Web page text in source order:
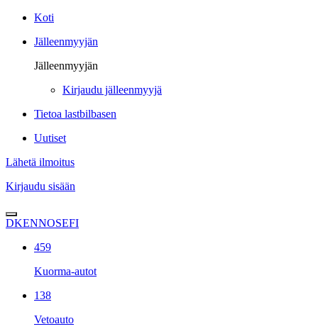
Koti
Jälleenmyyjän
Jälleenmyyjän
Kirjaudu jälleenmyyjä
Tietoa lastbilbasen
Uutiset
Lähetä ilmoitus
Kirjaudu sisään
DKENNOSEFI
459
Kuorma-autot
138
Vetoauto